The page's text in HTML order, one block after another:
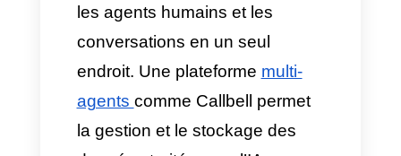
nécessaire de s’appuyer sur
ces 3 piliers :
API Officielle WhatsApp
Business :Ce canal officiel